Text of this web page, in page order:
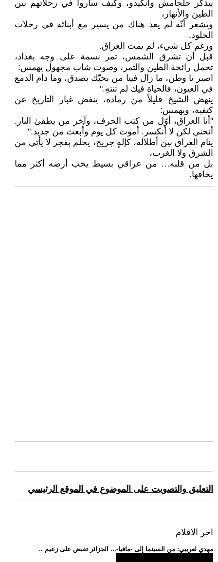
يتذكر جلجامش وأنكيدو، وكيف ساروا في رحلاتهم بين
الطين والأنهار،
ويشعر أنّه لم يعد هناك من يسير مع أبنائه في رحلات
الخلود.
ورغم كل شيء، لم يمت العراق.
قبل أن تشرق الشمس، تمر نسمة على وجه بغداد،
تحمل رائحة الطين والتمر، وصوت شاب مجهول يهمس:
اصبر يا وطن، ما زال فينا من يحبّك بصدق، وما دام الدمع
في العيون، فالحياة فيك لم تنتهِ."
ينهض الشيخ قليلاً من رماده، ينفض غبار التاريخ عن
كتفيه، ويهمس:
"أنا العراق، أوّل من كتب الحرف، وآخر من يطفئ النار.
أنحني لكن لا أنكسر. أموت كل يوم وأُبعث من جديد."
ينام العراق بين أطلاله، كإلهٍ جريح، يحلم بفجر لا يأتي من
الشرق ولا الغرب،
بل من قلبه… من عراقي بسيط يحب أرضه أكثر مما
يخافها.
التعليق والتصويت على الموضوع في الموقع الرئيسي
اخر الافلام
.. مهدي لعريبي: من السينما إلى -مافيا-... الجزائر تقبض على زعيم